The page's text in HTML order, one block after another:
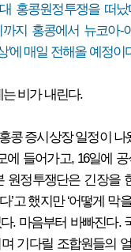
홍콩원정투쟁을 떠
지 홍콩에서 뉴코아-
'에 매일 전해올 예정이
비가 내린다.
콩 증시상장 일정이 나
에 들어가고, 16일에
원정투쟁단은 긴장을
’고 했지만 ‘어떻게 막
. 마음부터 바빠진다.
기다릴 조합원들의